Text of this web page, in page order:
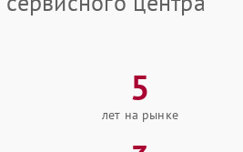
5
лет на рынке